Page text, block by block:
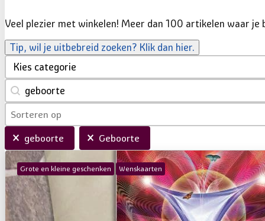
Veel plezier met winkelen! Meer dan 100 artikelen waar
Categorie kies
Select content
Product zoeken
Search content
Sorteer
Sort content
Sort content
Selectedgeboorte Geboorte
Grote en kleine geschenken Wenskaarten